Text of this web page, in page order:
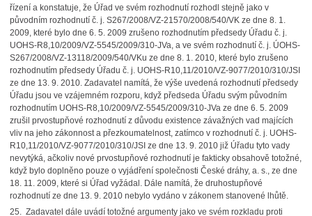
řízení a konstatuje, že Úřad ve svém rozhodnutí rozhodl stejně jako v
původním rozhodnutí č. j. S267/2008/VZ-21570/2008/540/VK ze dne 8. 1.
2009, které bylo dne 6. 5. 2009 zrušeno rozhodnutím předsedy Úřadu č. j.
UOHS-R8,10/2009/VZ-5545/2009/310-JVa, a ve svém rozhodnutí č. j. ÚOHS-
S267/2008/VZ-13118/2009/540/VKu ze dne 8. 1. 2010, které bylo zrušeno
rozhodnutím předsedy Úřadu č. j. UOHS-R10,11/2010/VZ-9077/2010/310/JSI
ze dne 13. 9. 2010. Zadavatel namítá, že výše uvedená rozhodnutí předsedy
Úřadu jsou ve vzájemném rozporu, když předseda Úřadu svým původním
rozhodnutím UOHS-R8,10/2009/VZ-5545/2009/310-JVa ze dne 6. 5. 2009
zrušil prvostupňové rozhodnutí z důvodu existence závažných vad majících
vliv na jeho zákonnost a přezkoumatelnost, zatímco v rozhodnutí č. j. UOHS-
R10,11/2010/VZ-9077/2010/310/JSI ze dne 13. 9. 2010 již Úřadu tyto vady
nevytýká, ačkoliv nové prvostupňové rozhodnutí je fakticky obsahově totožné,
když bylo doplněno pouze o vyjádření společnosti České dráhy, a. s., ze dne
18. 11. 2009, které si Úřad vyžádal. Dále namítá, že druhostupňové
rozhodnutí ze dne 13. 9. 2010 nebylo vydáno v zákonem stanovené lhůtě.
25. Zadavatel dále uvádí totožné argumenty jako ve svém rozkladu proti